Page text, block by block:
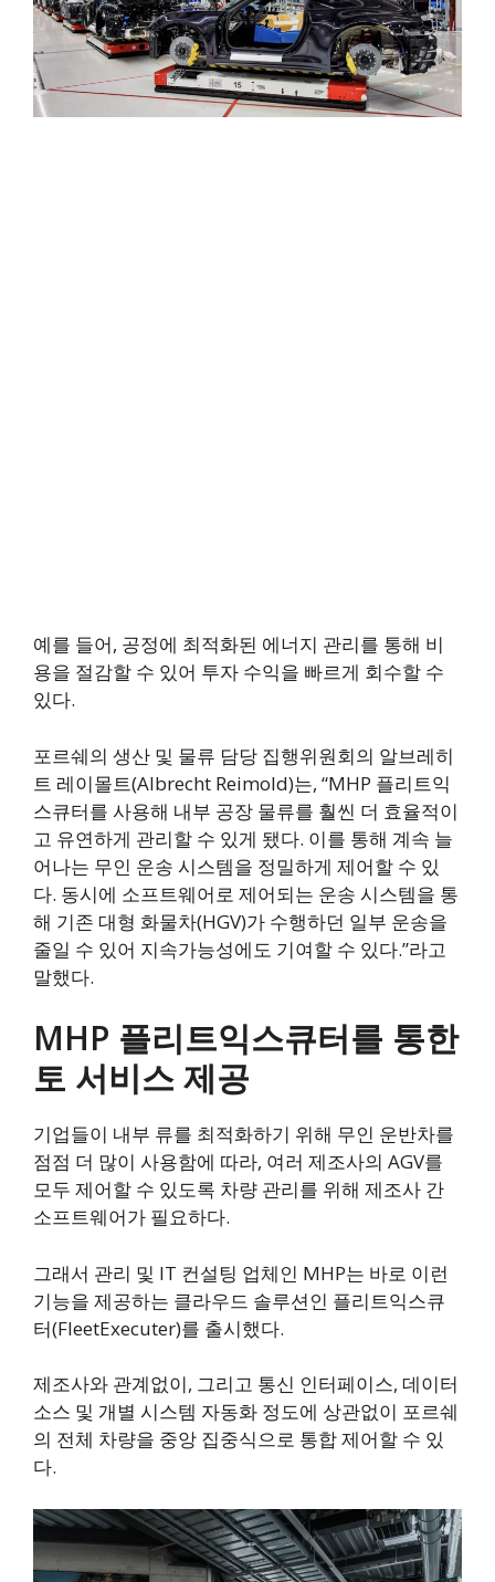
예를 들어, 공정에 최적화된 에너지 관리를 통해 비
용을 절감할 수 있어 투자 수익을 빠르게 회수할 수
있다.
포르쉐의 생산 및 물류 담당 집행위원회의 알브레히
트 레이몰트(Albrecht Reimold)는, “MHP 플리트익
스큐터를 사용해 내부 공장 물류를 훨씬 더 효율적이
고 유연하게 관리할 수 있게 됐다. 이를 통해 계속 늘
어나는 무인 운송 시스템을 정밀하게 제어할 수 있
다. 동시에 소프트웨어로 제어되는 운송 시스템을 통
해 기존 대형 화물차(HGV)가 수행하던 일부 운송을
줄일 수 있어 지속가능성에도 기여할 수 있다.”라고
말했다.
MHP 플리트익스큐터를 통한
토 서비스 제공
기업들이 내부 류를 최적화하기 위해 무인 운반차를
점점 더 많이 사용함에 따라, 여러 제조사의 AGV를
모두 제어할 수 있도록 차량 관리를 위해 제조사 간
소프트웨어가 필요하다.
그래서 관리 및 IT 컨설팅 업체인 MHP는 바로 이런
기능을 제공하는 클라우드 솔루션인 플리트익스큐
터(FleetExecuter)를 출시했다.
제조사와 관계없이, 그리고 통신 인터페이스, 데이터
소스 및 개별 시스템 자동화 정도에 상관없이 포르쉐
의 전체 차량을 중앙 집중식으로 통합 제어할 수 있
다.